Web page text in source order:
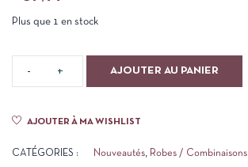
Plus que 1 en stock
AJOUTER AU PANIER
AJOUTER À MA WISHLIST
CATÉGORIES : Nouveautés, Robes / Combinaisons